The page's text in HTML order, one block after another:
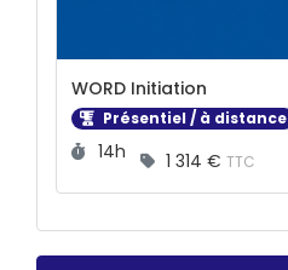
WORD Initiation
Présentiel / à distance
Durée :
14h 1 314 € TTC